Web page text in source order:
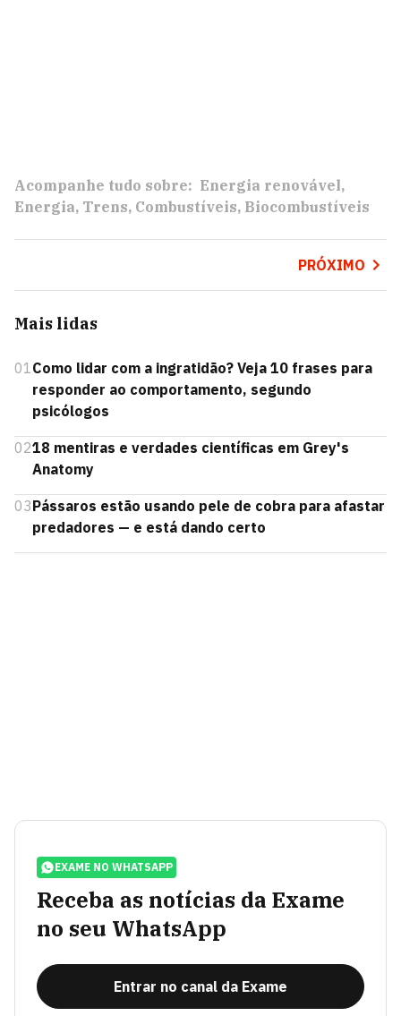
Acompanhe tudo sobre: Energia renovável
Energia Trens Combustíveis Biocombustíveis
PRÓXIMO
Mais lidas
01Como lidar com a ingratidão? Veja 10 frases para
responder ao comportamento, segundo
psicólogos
0218 mentiras e verdades científicas em Grey's
Anatomy
03Pássaros estão usando pele de cobra para afastar
predadores — e está dando certo
EXAME NO WHATSAPP
Receba as notícias da Exame
no seu WhatsApp
Entrar no canal da Exame